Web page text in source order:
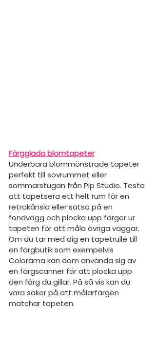
Färgglada blomtapeter
Underbara blommönstrade tapeter
perfekt till sovrummet eller
sommarstugan från Pip Studio. Testa
att tapetsera ett helt rum för en
retrokänsla eller satsa på en
fondvägg och plocka upp färger ur
tapeten för att måla övriga väggar.
Om du tar med dig en tapetrulle till
en färgbutik som exempelvis
Colorama kan dom använda sig av
en färgscanner för att plocka upp
den färg du gillar. På så vis kan du
vara säker på att målarfärgen
matchar tapeten.